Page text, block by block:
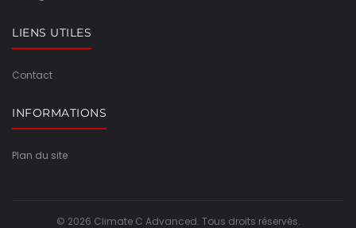
LIENS UTILES
Contact
INFORMATIONS
Plan du site
© 2026 Climate C Advanced. Tous droits réservés.